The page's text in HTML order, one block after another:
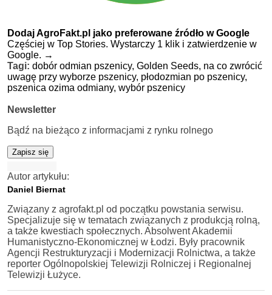
Dodaj AgroFakt.pl jako preferowane źródło w Google
Częściej w Top Stories. Wystarczy 1 klik i zatwierdzenie w
Google. →
Tagi: dobór odmian pszenicy, Golden Seeds, na co zwrócić
uwagę przy wyborze pszenicy, płodozmian po pszenicy,
pszenica ozima odmiany, wybór pszenicy
Newsletter
Bądź na bieżąco z informacjami z rynku rolnego
Zapisz się
Autor artykułu:
Daniel Biernat
Związany z agrofakt.pl od początku powstania serwisu.
Specjalizuje się w tematach związanych z produkcją rolną,
a także kwestiach społecznych. Absolwent Akademii
Humanistyczno-Ekonomicznej w Łodzi. Były pracownik
Agencji Restrukturyzacji i Modernizacji Rolnictwa, a także
reporter Ogólnopolskiej Telewizji Rolniczej i Regionalnej
Telewizji Łużyce.